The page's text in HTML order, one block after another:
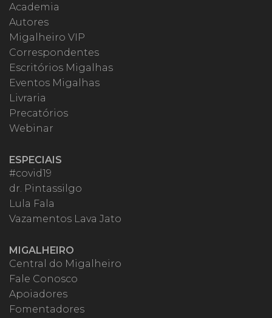
Academia
Autores
Migalheiro VIP
Correspondentes
Escritórios Migalhas
Eventos Migalhas
Livraria
Precatórios
Webinar
ESPECIAIS
#covid19
dr. Pintassilgo
Lula Fala
Vazamentos Lava Jato
MIGALHEIRO
Central do Migalheiro
Fale Conosco
Apoiadores
Fomentadores